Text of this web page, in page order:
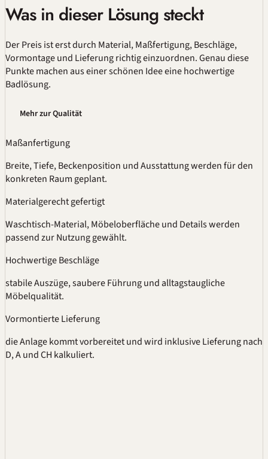
Was in dieser Lösung steckt
Der Preis ist erst durch Material,Maßfertigung, Beschläge,
Vormontage und Lieferung richtig einzuordnen. Genau diese
Punkte machen aus einer schönen Idee eine hochwertige
Badlösung.
Mehr zur Qualität
Maßanfertigung
Breite, Tiefe, Beckenposition und Ausstattung werden für den
konkreten Raum geplant.
Materialgerecht gefertigt
Waschtisch-Material, Möbeloberfläche und Details werden
passend zur Nutzung gewählt.
Hochwertige Beschläge
stabile Auszüge, saubere Führung und alltagstaugliche
Möbelqualität.
Vormontierte Lieferung
die Anlage kommt vorbereitet und wird inklusive Lieferung nach
D, A und CH kalkuliert.